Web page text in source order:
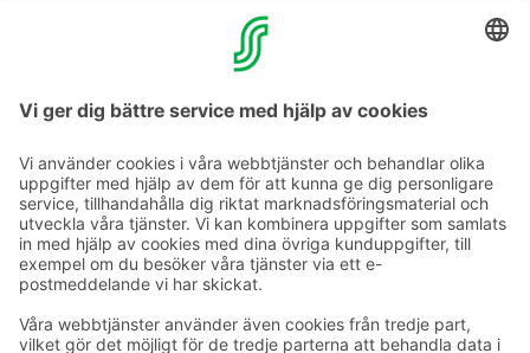
VERKSAMHETSSTÄLLEN
E-postadresser i S-gruppen finns i formuläret
förnamn.släktnamn@sok.fi